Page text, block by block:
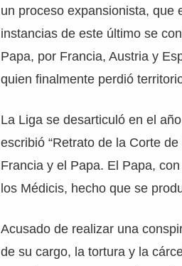
un proceso expansionista, que
instancias de este último se
Papa, por Francia, Austria y
quien finalmente perdió
La Liga se desarticuló en el
escribió “Retrato de la Corte
Francia y el Papa. El Papa,
los Médicis, hecho que se
Acusado de realizar una
de su cargo, la tortura y la